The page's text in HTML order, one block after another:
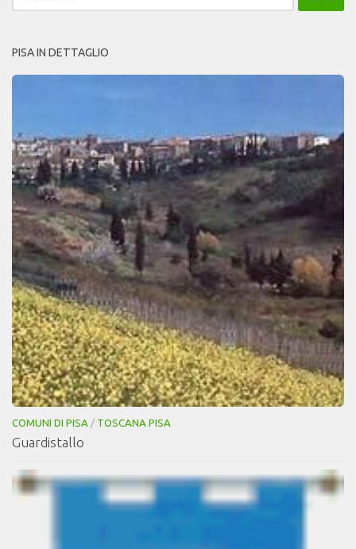
per:
PISA IN DETTAGLIO
COMUNI DI PISA / TOSCANA PISA
Guardistallo